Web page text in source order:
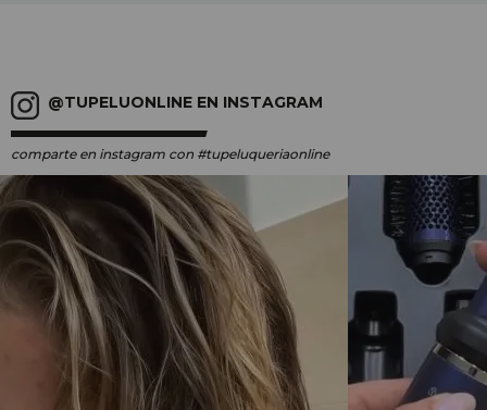
@TUPELUONLINE EN INSTAGRAM
comparte en instagram con #tupeluqueriaonline